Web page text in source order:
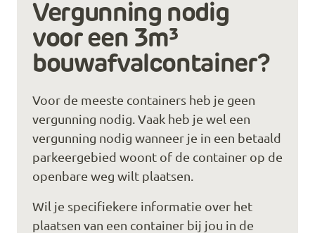
Vergunning nodig
voor een 3m³
bouwafvalcontainer?
Voor de meeste containers heb je geen
vergunning nodig. Vaak heb je wel een
vergunning nodig wanneer je in een betaald
parkeergebied woont of de container op de
openbare weg wilt plaatsen.
Wil je specifiekere informatie over het
plaatsen van een container bij jou in de